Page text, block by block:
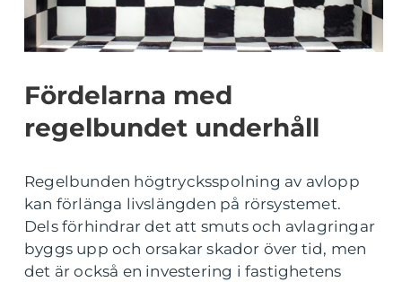
Fördelarna med
regelbundet underhåll
Regelbunden högtrycksspolning av avlopp
kan förlänga livslängden på rörsystemet.
Dels förhindrar det att smuts och avlagringar
byggs upp och orsakar skador över tid, men
det är också en investering i fastighetens